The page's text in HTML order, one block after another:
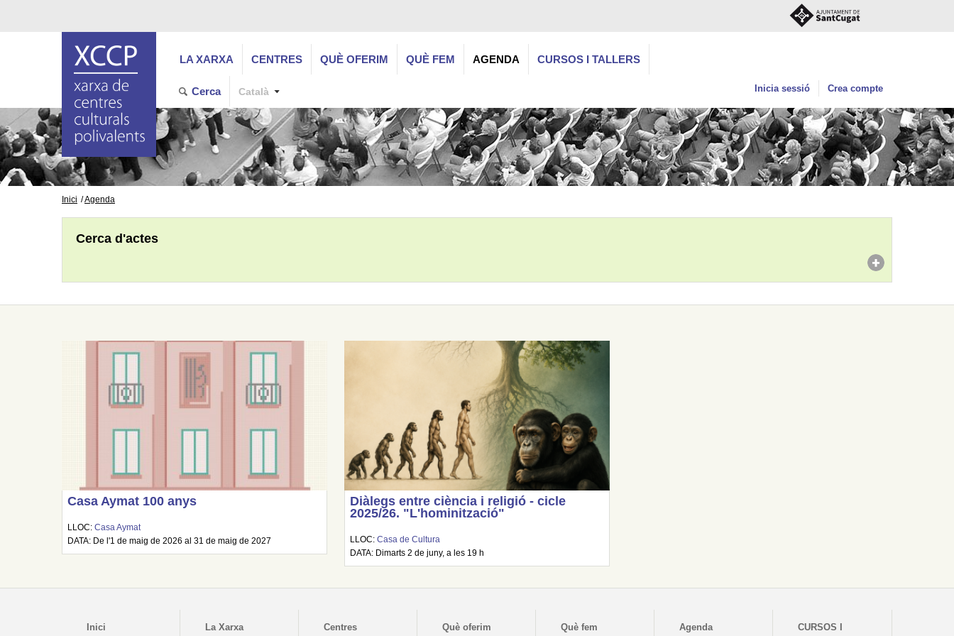
LA XARXA CENTRES QUÈ OFERIM QUÈ FEM AGENDA CURSOS I TALLERS
Cerca Català Inicia sessió Crea compte
Inici Agenda
Cerca d'actes
Casa Aymat 100 anys
LLOC:Casa Aymat
DATA: De l'1 de maig de 2026 al 31 de maig de 2027
Diàlegs entre ciència i religió - cicle
2025/26. "L'hominització"
LLOC:Casa de Cultura
DATA: Dimarts 2 de juny, a les 19 h
Inici La Xarxa Centres Què oferim Què fem Agenda
CURSOS I